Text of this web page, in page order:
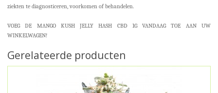
ziekten te diagnosticeren, voorkomen of behandelen.
VOEG DE MANGO KUSH JELLY HASH CBD 1G VANDAAG TOE AAN UW
WINKELWAGEN!
Gerelateerde producten